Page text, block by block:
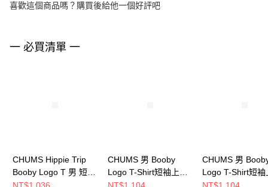
喜歡這個商品嗎？購買後給他一個好評吧
一 必買清單 一
CHUMS Hippie Trip
Booby Logo T 男 短袖
上衣 米灰色
NT$1,036
CHUMS 男 Booby
Logo T-Shirt短袖上衣
CH012279R018
NT$1,104
CHUMS 男
Logo T-Shirt短袖
CH012279Z358
NT$1,104